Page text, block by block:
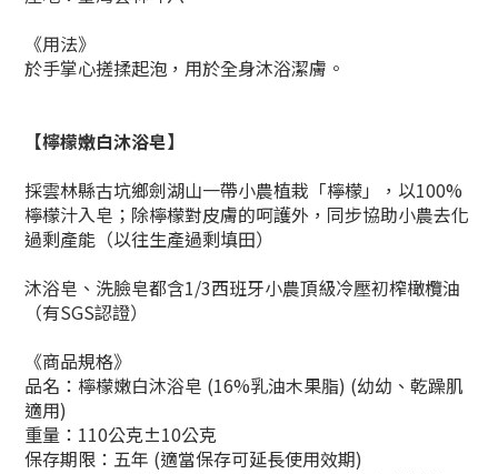
《用法》
於手掌心搓揉起泡，用於全身沐浴潔膚。
【檸檬嫩白沐浴皂】
採雲林縣古坑鄉劍湖山一帶小農植栽「檸檬」，以100%
檸檬汁入皂；除檸檬對皮膚的呵護外，同步協助小農去化
過剩產能（以往生產過剩填田）
沐浴皂、洗臉皂都含1/3西班牙小農頂級冷壓初榨橄欖油
（有SGS認證）
《商品規格》
品名：檸檬嫩白沐浴皂 (16%乳油木果脂) (幼幼、乾躁肌
適用)
重量：110公克±10公克
保存期限：五年 (適當保存可延長使用效期)